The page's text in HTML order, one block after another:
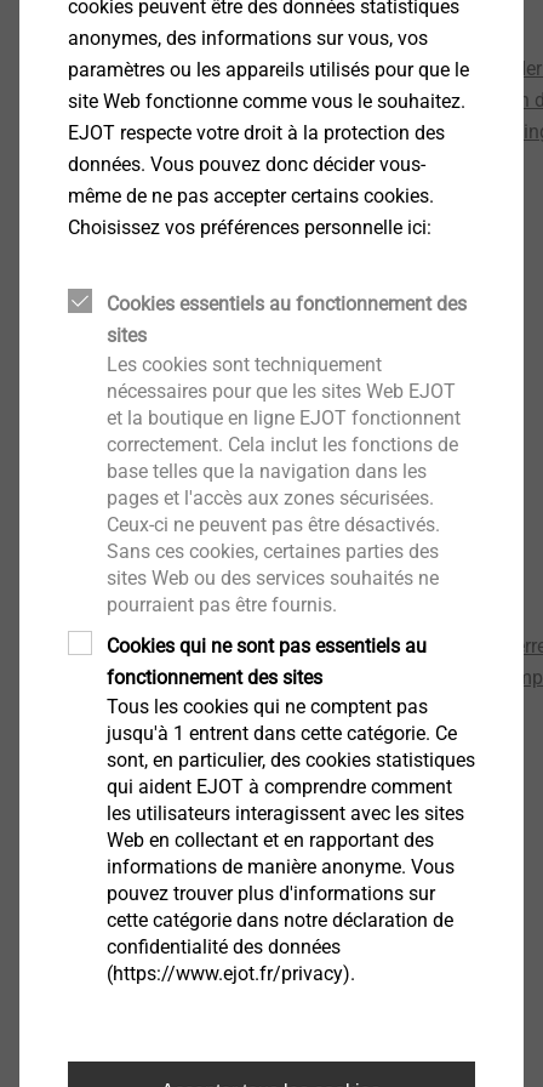
ISO 9001 Sormat 311 KB
ISO 9001 Turkey EN 146 KB
ISO 9001_2015 Business Unit Cold Forming_Werk
ISO 9001_2015_Business Unit Bauschraube_Werk In
ISO 9001_2015_Business Unit Business Insert
ISO 9001_2015_Werk Tambach_EN 137 KB
ISO 9001_Taicang_EN 139 KB
management de la qualité IATF
16949_2016
Certificates IATF 16949
IATF16949 EJOT Polska.pdf_en 136 KB
CERTIFICADO IATF - EJOT-FEY.pdf 293 KB
IATF 16949_EJOT Octaqon_EN.pdf
126 KB
IATF 16949_EJOT Schweiz.pdf_EN 126 KB
IATF 16949_EJOT Tezmak_EN 113 KB
IATF16949 EJOT ATF Mexico 253 KB
IATF_16949_2016_Tambach.pdf_EN
IATF_16949_Business_Unit_Insert
IATF_16949__EJOT Taicang_en 136 KB
Certification de notre système de normes
environnementales ISO 14001
IQNet ISO 14001.pdf_EN
135 KB
ISO 14001 EJOT Schweiz_EN.pdf
ISO 14001.pdf_EN 95 KB
cookies peuvent être des données statistiques
anonymes, des informations sur vous, vos
paramètres ou les appareils utilisés pour que le
site Web fonctionne comme vous le souhaitez.
EJOT respecte votre droit à la protection des
données. Vous pouvez donc décider vous-
même de ne pas accepter certains cookies.
Choisissez vos préférences personnelle ici:
Cookies essentiels au fonctionnement des
sites
Les cookies sont techniquement
nécessaires pour que les sites Web EJOT
et la boutique en ligne EJOT fonctionnent
correctement. Cela inclut les fonctions de
base telles que la navigation dans les
pages et l'accès aux zones sécurisées.
Ceux-ci ne peuvent pas être désactivés.
Sans ces cookies, certaines parties des
sites Web ou des services souhaités ne
pourraient pas être fournis.
Cookies qui ne sont pas essentiels au
fonctionnement des sites
Tous les cookies qui ne comptent pas
jusqu'à 1 entrent dans cette catégorie. Ce
sont, en particulier, des cookies statistiques
qui aident EJOT à comprendre comment
les utilisateurs interagissent avec les sites
Web en collectant et en rapportant des
informations de manière anonyme. Vous
pouvez trouver plus d'informations sur
cette catégorie dans notre déclaration de
confidentialité des données
(https://www.ejot.fr/privacy).